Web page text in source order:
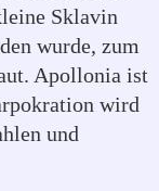
Sklavin
wurde, zum
Apollonia ist
wird
und